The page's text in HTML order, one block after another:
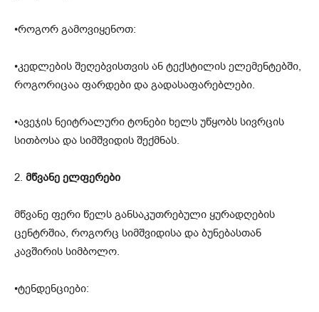
•როგორ გამოვიყენოთ:
•კედლების შეღებვისთვის ან ტექსტილის ელემენტებში,
როგორიცაა ფარდები და გადასაფარებლები.
•ავეჯის ნეიტრალური ტონები ხელს უწყობს სივრცის
სითბოსა და სიმშვიდის შექმნას.
2. მწვანე ელფერები
მწვანე ფერი წელს განსაკუთრებული ყურადღების
ცენტრშია, როგორც სიმშვიდისა და ბუნებასთან
კავშირის სიმბოლო.
•ტენდენციები: